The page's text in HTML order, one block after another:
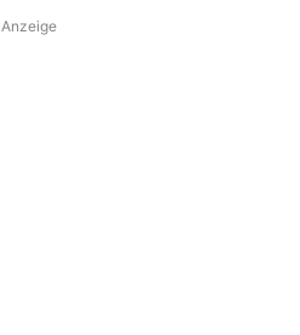
Anzeige